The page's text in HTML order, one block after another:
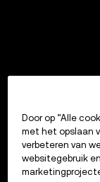
Door op “Alle
met het opslaan
verbeteren van
websitegebruik